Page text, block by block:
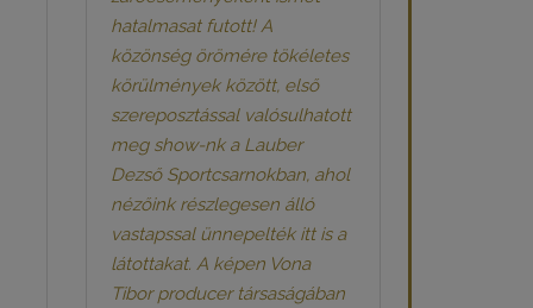
hatalmasat futott! A
közönség örömére tökéletes
körülmények között, első
szereposztással valósulhatott
meg show-nk a Lauber
Dezső Sportcsarnokban, ahol
nézőink részlegesen álló
vastapssal ünnepelték itt is a
látottakat. A képen Vona
Tibor producer társaságában